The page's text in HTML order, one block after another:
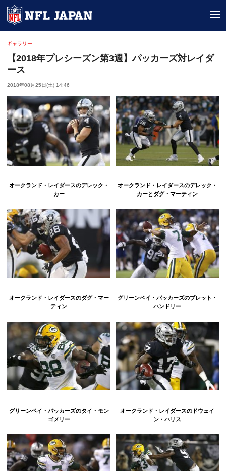
ギャラリー
【2018年プレシーズン第3週】パッカーズ対レイダ
ース
2018年08月25日(土) 14:46
オークランド・レイダースのデレック・
カー
オークランド・レイダースのデレック・
カーとダグ・マーティン
オークランド・レイダースのダグ・マー
ティン
グリーンベイ・パッカーズのブレット・
ハンドリー
グリーンベイ・パッカーズのタイ・モン
ゴメリー
オークランド・レイダースのドウェイ
ン・ハリス